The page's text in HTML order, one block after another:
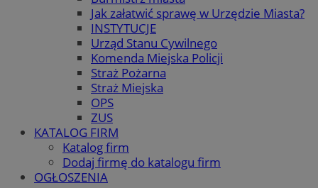
Jak załatwić sprawę w Urzędzie Miasta?
INSTYTUCJE
Urząd Stanu Cywilnego
Komenda Miejska Policji
Straż Pożarna
Straż Miejska
OPS
ZUS
KATALOG FIRM
Katalog firm
Dodaj firmę do katalogu firm
OGŁOSZENIA